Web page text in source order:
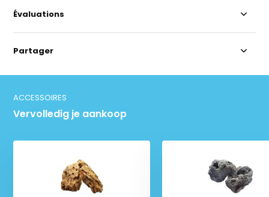
Évaluations
Partager
ACCESSOIRES
Vervolledig je aankoop